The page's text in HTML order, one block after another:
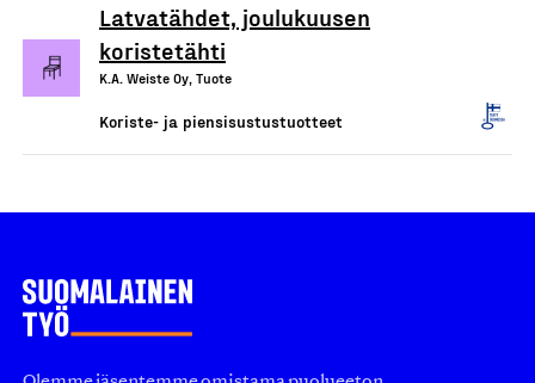
Latvatähdet, joulukuusen
koristetähti
K.A. Weiste Oy, Tuote
Koriste- ja piensisustustuotteet